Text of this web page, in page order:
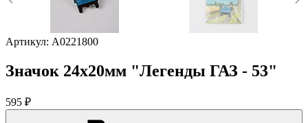
Артикул: A0221800
Значок 24х20мм "Легенды ГАЗ - 53"
595 ₽